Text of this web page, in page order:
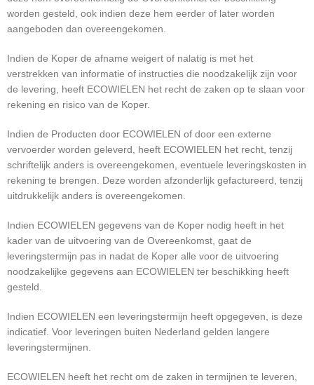
worden gesteld, ook indien deze hem eerder of later worden
aangeboden dan overeengekomen.
Indien de Koper de afname weigert of nalatig is met het
verstrekken van informatie of instructies die noodzakelijk zijn voor
de levering, heeft ECOWIELEN het recht de zaken op te slaan voor
rekening en risico van de Koper.
Indien de Producten door ECOWIELEN of door een externe
vervoerder worden geleverd, heeft ECOWIELEN het recht, tenzij
schriftelijk anders is overeengekomen, eventuele leveringskosten in
rekening te brengen. Deze worden afzonderlijk gefactureerd, tenzij
uitdrukkelijk anders is overeengekomen.
Indien ECOWIELEN gegevens van de Koper nodig heeft in het
kader van de uitvoering van de Overeenkomst, gaat de
leveringstermijn pas in nadat de Koper alle voor de uitvoering
noodzakelijke gegevens aan ECOWIELEN ter beschikking heeft
gesteld.
Indien ECOWIELEN een leveringstermijn heeft opgegeven, is deze
indicatief. Voor leveringen buiten Nederland gelden langere
leveringstermijnen.
ECOWIELEN heeft het recht om de zaken in termijnen te leveren,